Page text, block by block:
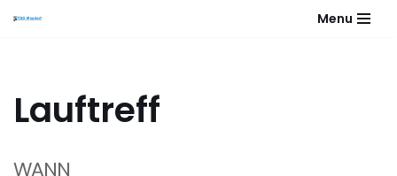
Menu
Lauftreff
WANN